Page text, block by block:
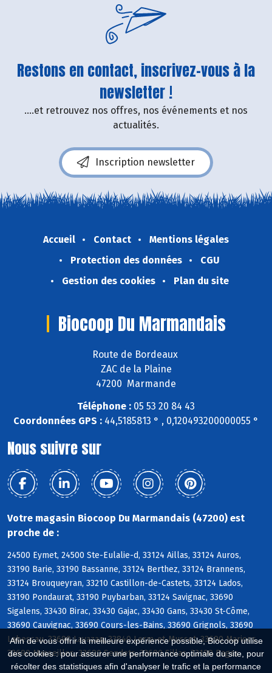
Afin de vous offrir la meilleure expérience possible, Biocoop utilise
des cookies : pour assurer une performance optimale du site, pour
récolter des statistiques afin d'analyser le trafic et la performance
Restons en contact, inscrivez-vous à la
newsletter !
....et retrouvez nos offres, nos événements et nos
actualités.
Inscription newsletter
Accueil Contact
Mentions légales
Protection des données
CGU
Gestion des cookies
Plan du site
Biocoop Du Marmandais
Route de Bordeaux
ZAC de la Plaine
47200 Marmande
Téléphone : 05 53 20 84 43
Coordonnées GPS : 44,5185813 ° , 0,120493200000055 °
Nous suivre sur
Votre magasin Biocoop Du Marmandais (47200) est
proche de :
24500 Eymet, 24500 Ste-Eulalie-d, 33124 Aillas, 33124 Auros,
33190 Barie, 33190 Bassanne, 33124 Berthez, 33124 Brannens,
33124 Brouqueyran, 33210 Castillon-de-Castets, 33124 Lados,
33190 Pondaurat, 33190 Puybarban, 33124 Savignac, 33690
Sigalens, 33430 Birac, 33430 Gajac, 33430 Gans, 33430 St-Côme,
33690 Cauvignac, 33690 Cours-les-Bains, 33690 Grignols, 33690
Labescau, 33690 Lavazan, 33840 Lerm-et-Musset, 33690 Marions,
33690 Masseilles, 33690 Sendets, 33690 Sillas, 33190 Bagas